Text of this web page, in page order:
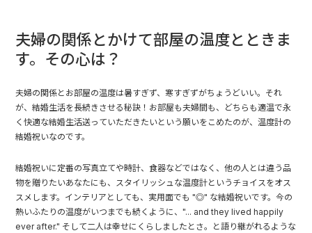
夫婦の関係とかけて部屋の温度とときま
す。その心は？
夫婦の関係とお部屋の温度は暑すぎず、寒すぎずがちょうどいい。それ
が、結婚生活を長続きさせる秘訣！お部屋も夫婦間も、どちらも適温で永
く快適な結婚生活送っていただきたいという願いをこめたのが、温度計の
結婚祝いなのです。
結婚祝いに定番の写真立てや時計、食器などではなく、他の人とは違う品
物を贈りたいあなたにも、スタイリッシュな温度計というチョイスをオス
スメします。インテリアとしても、実用面でも "◎" な結婚祝いです。今の
熱いふたりの温度がいつまでも続くように、"... and they lived happily
ever after." そして二人は幸せにくらしましたとさ。と語り継がれるような